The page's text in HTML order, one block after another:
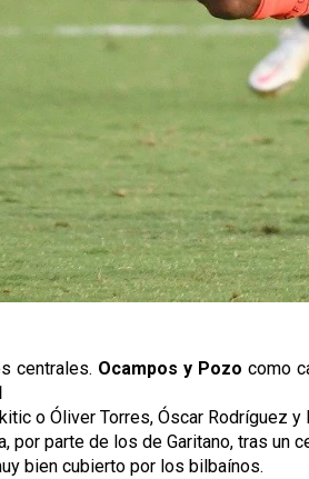
centrales. Ocampos y Pozo como
o Óliver Torres, Óscar Rodríguez
por parte de los de Garitano, tras un
bien cubierto por los bilbaínos.